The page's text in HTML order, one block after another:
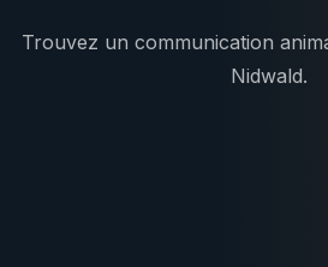
Trouvez un communication
Nidwald.